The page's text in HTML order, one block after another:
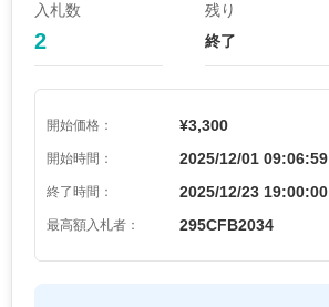
入札数
2
残り
終了
開始価格： ¥3,300
開始時間： 2025/12/01 09:06:59
終了時間： 2025/12/23 19:00:00
最高額入札者： 295CFB2034